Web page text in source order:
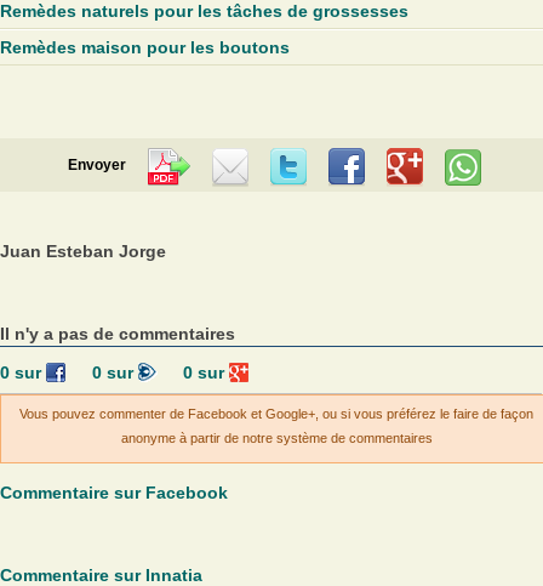
Remèdes naturels pour les tâches de grossesses
Remèdes maison pour les boutons
Envoyer
Juan Esteban Jorge
Il n'y a pas de commentaires
0sur 0sur 0 sur
Vous pouvez commenter de Facebook et Google+, ou si vous préférez le faire de façon
anonyme à partir de notre système de commentaires
Commentaire sur Facebook
Commentaire sur Innatia